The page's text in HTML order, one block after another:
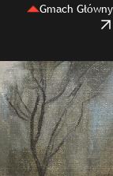
Gmach Główny